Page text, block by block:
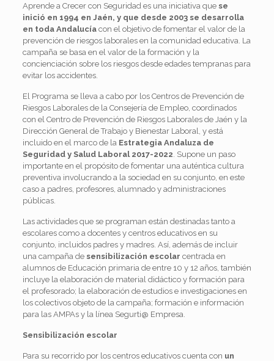
Aprende a Crecer con Seguridad es una iniciativa quese
inició en 1994 en Jaén, y que desde 2003 se desarrolla
en toda Andalucíacon el objetivo de fomentar el valor de la
prevención de riesgos laborales en la comunidad educativa. La
campaña se basa en el valor de la formación y la
concienciación sobre los riesgos desde edades tempranas para
evitar los accidentes.
El Programa se lleva a cabo por los Centros de Prevención de
Riesgos Laborales de la Consejería de Empleo, coordinados
con el Centro de Prevención de Riesgos Laborales de Jaén y la
Dirección General de Trabajo y Bienestar Laboral, y está
incluido en el marco de la Estrategia Andaluza de
Seguridad y Salud Laboral 2017-2022 . Supone un paso
importante en el propósito de fomentar una auténtica cultura
preventiva involucrando a la sociedad en su conjunto, en este
caso a padres, profesores, alumnado y administraciones
públicas.
Las actividades que se programan están destinadas tanto a
escolares como a docentes y centros educativos en su
conjunto, incluidos padres y madres. Así, además de incluir
una campaña desensibilización escolar centrada en
alumnos de Educación primaria de entre 10 y 12 años, también
incluye la elaboración de material didáctico y formación para
el profesorado; la elaboración de estudios e investigaciones en
los colectivos objeto de la campaña; formación e información
para las AMPAs y la línea Segurti@ Empresa.
Sensibilización escolar
Para su recorrido por los centros educativos cuenta con un